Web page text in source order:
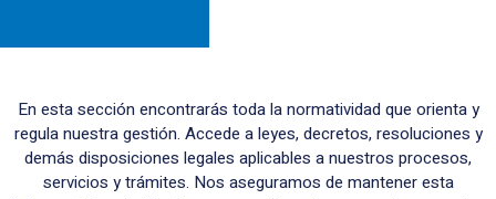
En esta sección encontrarás toda la normatividad que orienta y
regula nuestra gestión. Accede a leyes, decretos, resoluciones y
demás disposiciones legales aplicables a nuestros procesos,
servicios y trámites. Nos aseguramos de mantener esta